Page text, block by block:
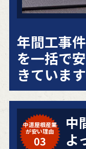
年間工事
を一括で
きています
中道屋根産業
が安い理由
03
中
よ